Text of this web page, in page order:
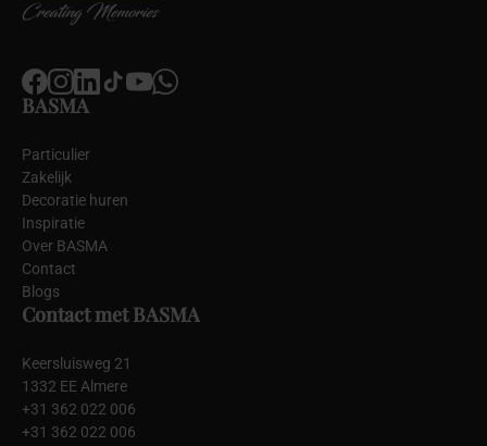
BASMA
Particulier
Zakelijk
Decoratie huren
Inspiratie
Over BASMA
Contact
Blogs
Contact met BASMA
Keersluisweg 21
1332 EE Almere
+31 362 022 006
+31 362 022 006